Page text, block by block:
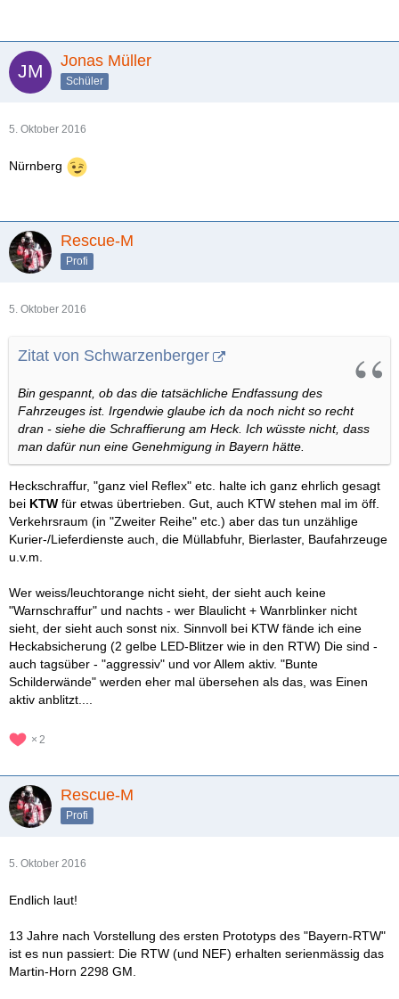
Jonas Müller
Schüler
5. Oktober 2016
Nürnberg
Rescue-M
Profi
5. Oktober 2016
Zitat von Schwarzenberger
Bin gespannt, ob das die tatsächliche Endfassung des
Fahrzeuges ist. Irgendwie glaube ich da noch nicht so recht
dran - siehe die Schraffierung am Heck. Ich wüsste nicht, dass
man dafür nun eine Genehmigung in Bayern hätte.
Heckschraffur, "ganz viel Reflex" etc. halte ich ganz ehrlich gesagt
bei KTW für etwas übertrieben. Gut, auch KTW stehen mal im öff.
Verkehrsraum (in "Zweiter Reihe" etc.) aber das tun unzählige
Kurier-/Lieferdienste auch, die Müllabfuhr, Bierlaster, Baufahrzeuge
u.v.m.
Wer weiss/leuchtorange nicht sieht, der sieht auch keine
"Warnschraffur" und nachts - wer Blaulicht + Wanrblinker nicht
sieht, der sieht auch sonst nix. Sinnvoll bei KTW fände ich eine
Heckabsicherung (2 gelbe LED-Blitzer wie in den RTW) Die sind -
auch tagsüber - "aggressiv" und vor Allem aktiv. "Bunte
Schilderwände" werden eher mal übersehen als das, was Einen
aktiv anblitzt....
2
Rescue-M
Profi
5. Oktober 2016
Endlich laut!
13 Jahre nach Vorstellung des ersten Prototyps des "Bayern-RTW"
ist es nun passiert: Die RTW (und NEF) erhalten serienmässig das
Martin-Horn 2298 GM.